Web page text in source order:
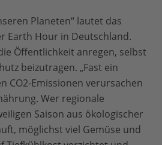
Planeten“ lautet das
Earth Hour in Deutschland.
Öffentlichkeit anregen, selbst
beizutragen. „Fast ein
CO2-Emissionen verursachen
Wer regionale
Saison aus ökologischer
möglichst viel Gemüse und